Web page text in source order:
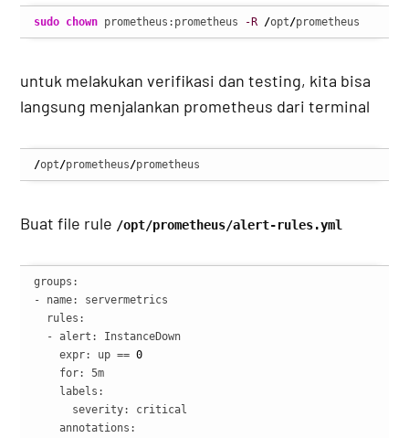
sudo chown prometheus:prometheus -R /opt/prometheus
untuk melakukan verifikasi dan testing, kita bisa
langsung menjalankan prometheus dari terminal
/opt/prometheus/prometheus
Buat file rule /opt/prometheus/alert-rules.yml
groups:
- name: servermetrics
  rules:
  - alert: InstanceDown
    expr: up ==
0
    for: 5m
    labels:
      severity: critical
    annotations: